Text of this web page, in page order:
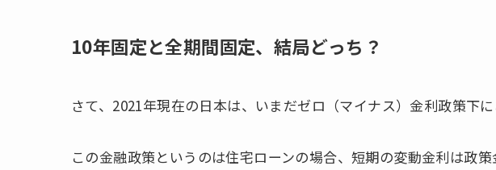
10年固定と全期間固定、結局どっち？
さて、2021年現在の日本は、いまだゼロ（マイナス）金利政策下に
この金融政策というのは住宅ローンの場合、短期の変動金利は政